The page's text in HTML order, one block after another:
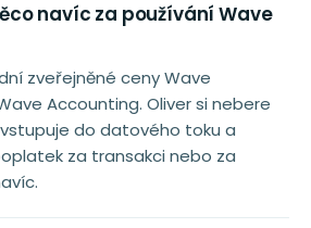
navíc za používání Wave
zveřejněné ceny Wave
Accounting. Oliver si nebere
do datového toku a
za transakci nebo za